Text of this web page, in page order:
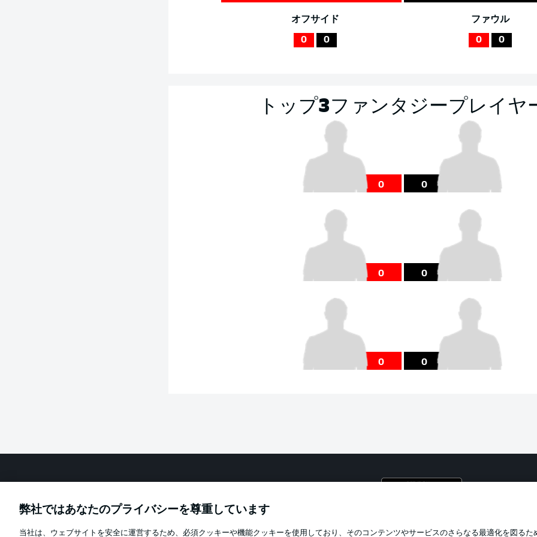
オフサイド
0 0
ファウル
0 0
トップ3ファンタジープレイヤ
0 0
0 0
0 0
Football as it's meant to be
弊社ではあなたのプライバシーを尊重しています
当社は、ウェブサイトを安全に運営するため、必須クッキーや機能クッキーを使用しており、そのコンテンツやサービスのさらなる最適化を図るた